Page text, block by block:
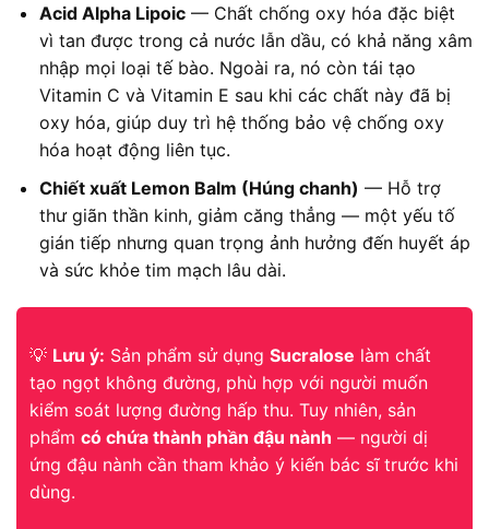
Acid Alpha Lipoic— Chất chống oxy hóa đặc biệt
vì tan được trong cả nước lẫn dầu, có khả năng xâm
nhập mọi loại tế bào. Ngoài ra, nó còn tái tạo
Vitamin C và Vitamin E sau khi các chất này đã bị
oxy hóa, giúp duy trì hệ thống bảo vệ chống oxy
hóa hoạt động liên tục.
Chiết xuất Lemon Balm (Húng chanh) — Hỗ trợ
thư giãn thần kinh, giảm căng thẳng — một yếu tố
gián tiếp nhưng quan trọng ảnh hưởng đến huyết áp
và sức khỏe tim mạch lâu dài.
💡 Lưu ý: Sản phẩm sử dụng Sucralose làm chất
tạo ngọt không đường, phù hợp với người muốn
kiểm soát lượng đường hấp thu. Tuy nhiên, sản
phẩm có chứa thành phần đậu nành — người dị
ứng đậu nành cần tham khảo ý kiến bác sĩ trước khi
dùng.